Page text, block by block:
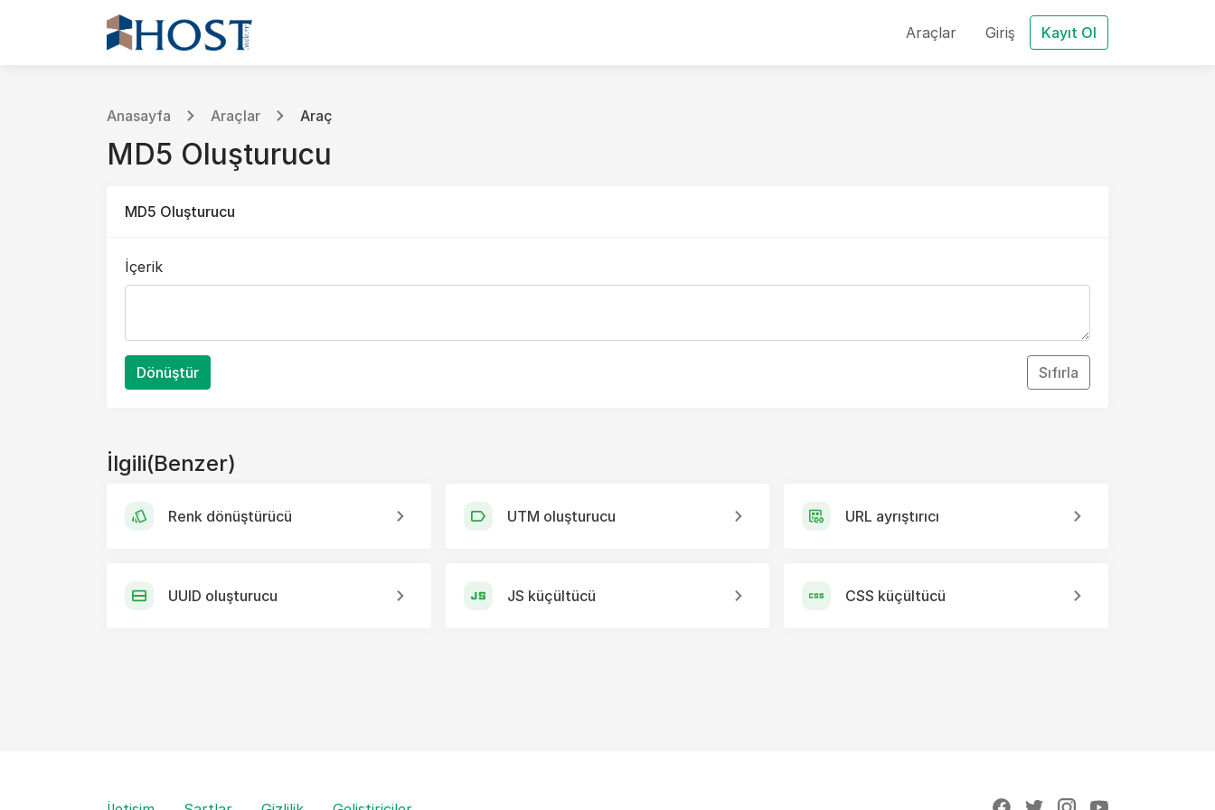
Araçlar Giriş Kayıt Ol
Anasayfa Araçlar Araç
MD5 Oluşturucu
MD5 Oluşturucu
İçerik
Dönüştür Sıfırla
İlgili(Benzer)
Renk dönüştürücü UTM oluşturucu URL ayrıştırıcı
UUID oluşturucu JS küçültücü CSS küçültücü